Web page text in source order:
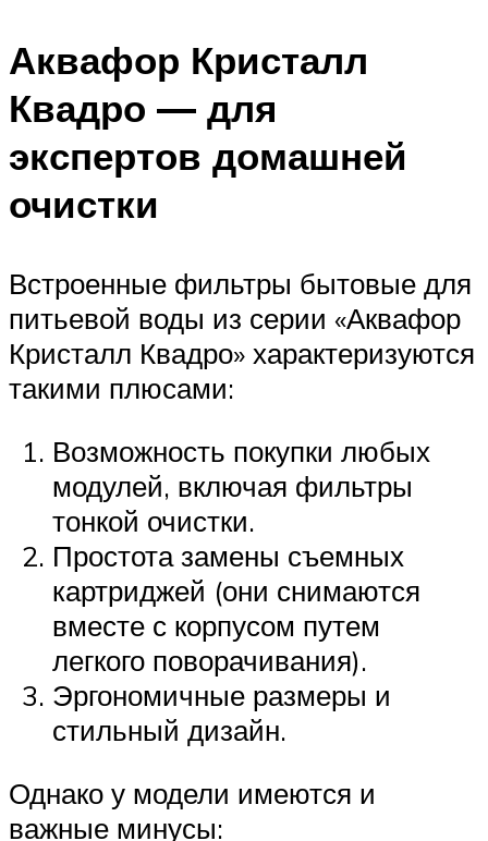
Аквафор Кристалл
Квадро — для
экспертов домашней
очистки
Встроенные фильтры бытовые для
питьевой воды из серии «Аквафор
Кристалл Квадро» характеризуются
такими плюсами:
Возможность покупки любых
модулей, включая фильтры
тонкой очистки.
Простота замены съемных
картриджей (они снимаются
вместе с корпусом путем
легкого поворачивания).
Эргономичные размеры и
стильный дизайн.
Однако у модели имеются и
важные минусы: